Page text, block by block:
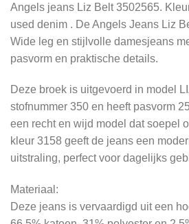
Angels jeans Liz Belt 3502565.
used denim . De Angels Jeans Liz
Wide leg en stijlvolle damesjeans
pasvorm en praktische details.
Deze broek is uitgevoerd in model
stofnummer 350 en heeft pasvorm
een recht en wijd model dat soepel
kleur 3158 geeft de jeans een
uitstraling, perfect voor dagelijks
Materiaal:
Deze jeans is vervaardigd uit een